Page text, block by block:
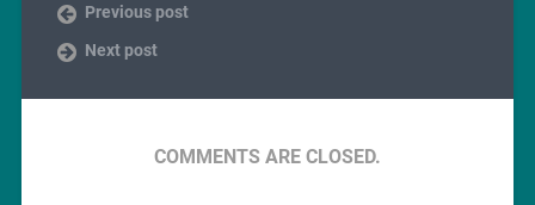
Previous post
Next post
COMMENTS ARE CLOSED.